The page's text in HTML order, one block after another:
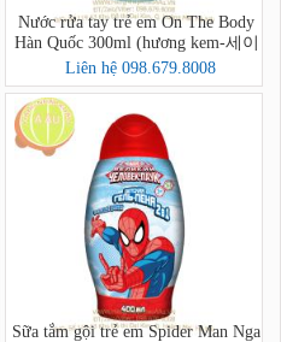
Nước rửa tay trẻ em On The Body
Hàn Quốc 300ml (hương kem-세이
프핸드솝)
Liên hệ 098.679.8008
Sữa tắm gội trẻ em Spider Man Nga